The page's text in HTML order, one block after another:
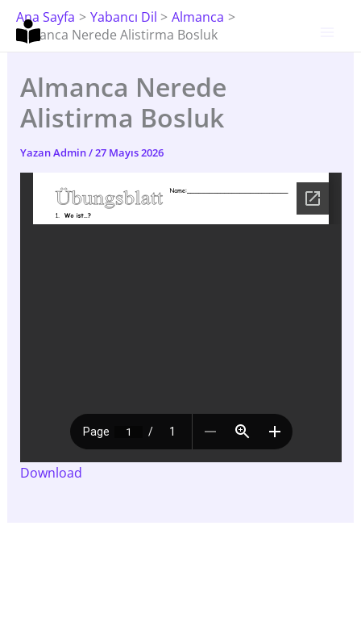
İçeriğe
Atla
Ana Sayfa Yabancı Dil
Almanca
Almanca Nerede Alistirma Bosluk
Almanca Nerede
Alistirma Bosluk
YazanAdmin/27 Mayıs 2026
Download